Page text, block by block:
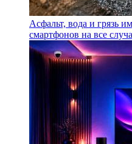
Асфальт, вода и грязь
смартфонов на все